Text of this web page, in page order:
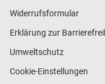
Widerrufsformular
Erklärung zur
Umweltschutz
Cookie-Einstellungen